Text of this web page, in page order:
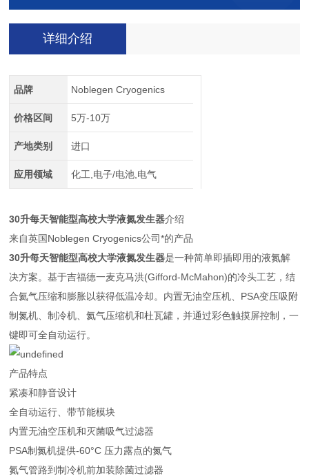
详细介绍
品牌 Noblegen Cryogenics
价格区间 5万-10万
产地类别 进口
应用领域 化工,电子/电池,电气
30升每天智能型高校大学液氮发生器介绍
来自英国Noblegen Cryogenics公司*的产品
30升每天智能型高校大学液氮发生器是一种简单即插即用的液氮解
决方案。基于吉福德一麦克马洪(Gifford-McMahon)的冷头工艺，结
合氦气压缩和膨胀以获得低温冷却。内置无油空压机、PSA变压吸附
制氮机、制冷机、氦气压缩机和杜瓦罐，并通过彩色触摸屏控制，一
键即可全自动运行。
产品特点
紧凑和静音设计
全自动运行、带节能模块
内置无油空压机和灭菌吸气过滤器
PSA制氮机提供-60°C 压力露点的氮气
氮气管路到制冷机前加装除菌过滤器